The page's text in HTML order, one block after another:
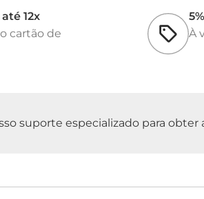
12x
cartão de
À
suporte especializado para obter